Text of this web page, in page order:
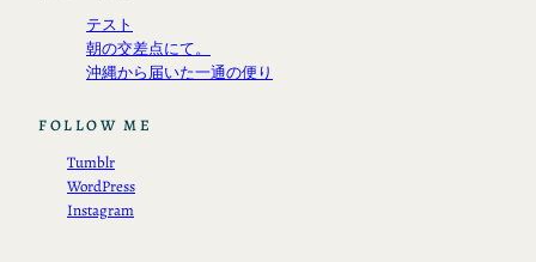
テスト
朝の交差点にて。
沖縄から届いた一通の便り
FOLLOW ME
Tumblr
WordPress
Instagram